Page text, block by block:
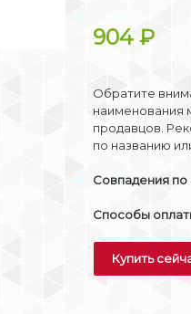
904₽
Обратите
наименования
продавцов.
по названию
Совпадения по
Способы
Купить